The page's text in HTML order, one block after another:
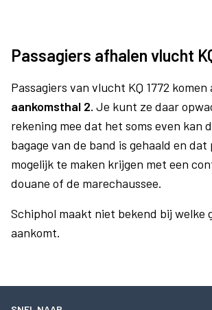
Passagiers afhalen vlucht
Passagiers van vlucht KQ 1772 komen
aankomsthal 2. Je kunt ze daar
rekening mee dat het soms even kan
bagage van de band is gehaald en dat
mogelijk te maken krijgen met een
douane of de marechaussee.
Schiphol maakt niet bekend bij welke
aankomt.